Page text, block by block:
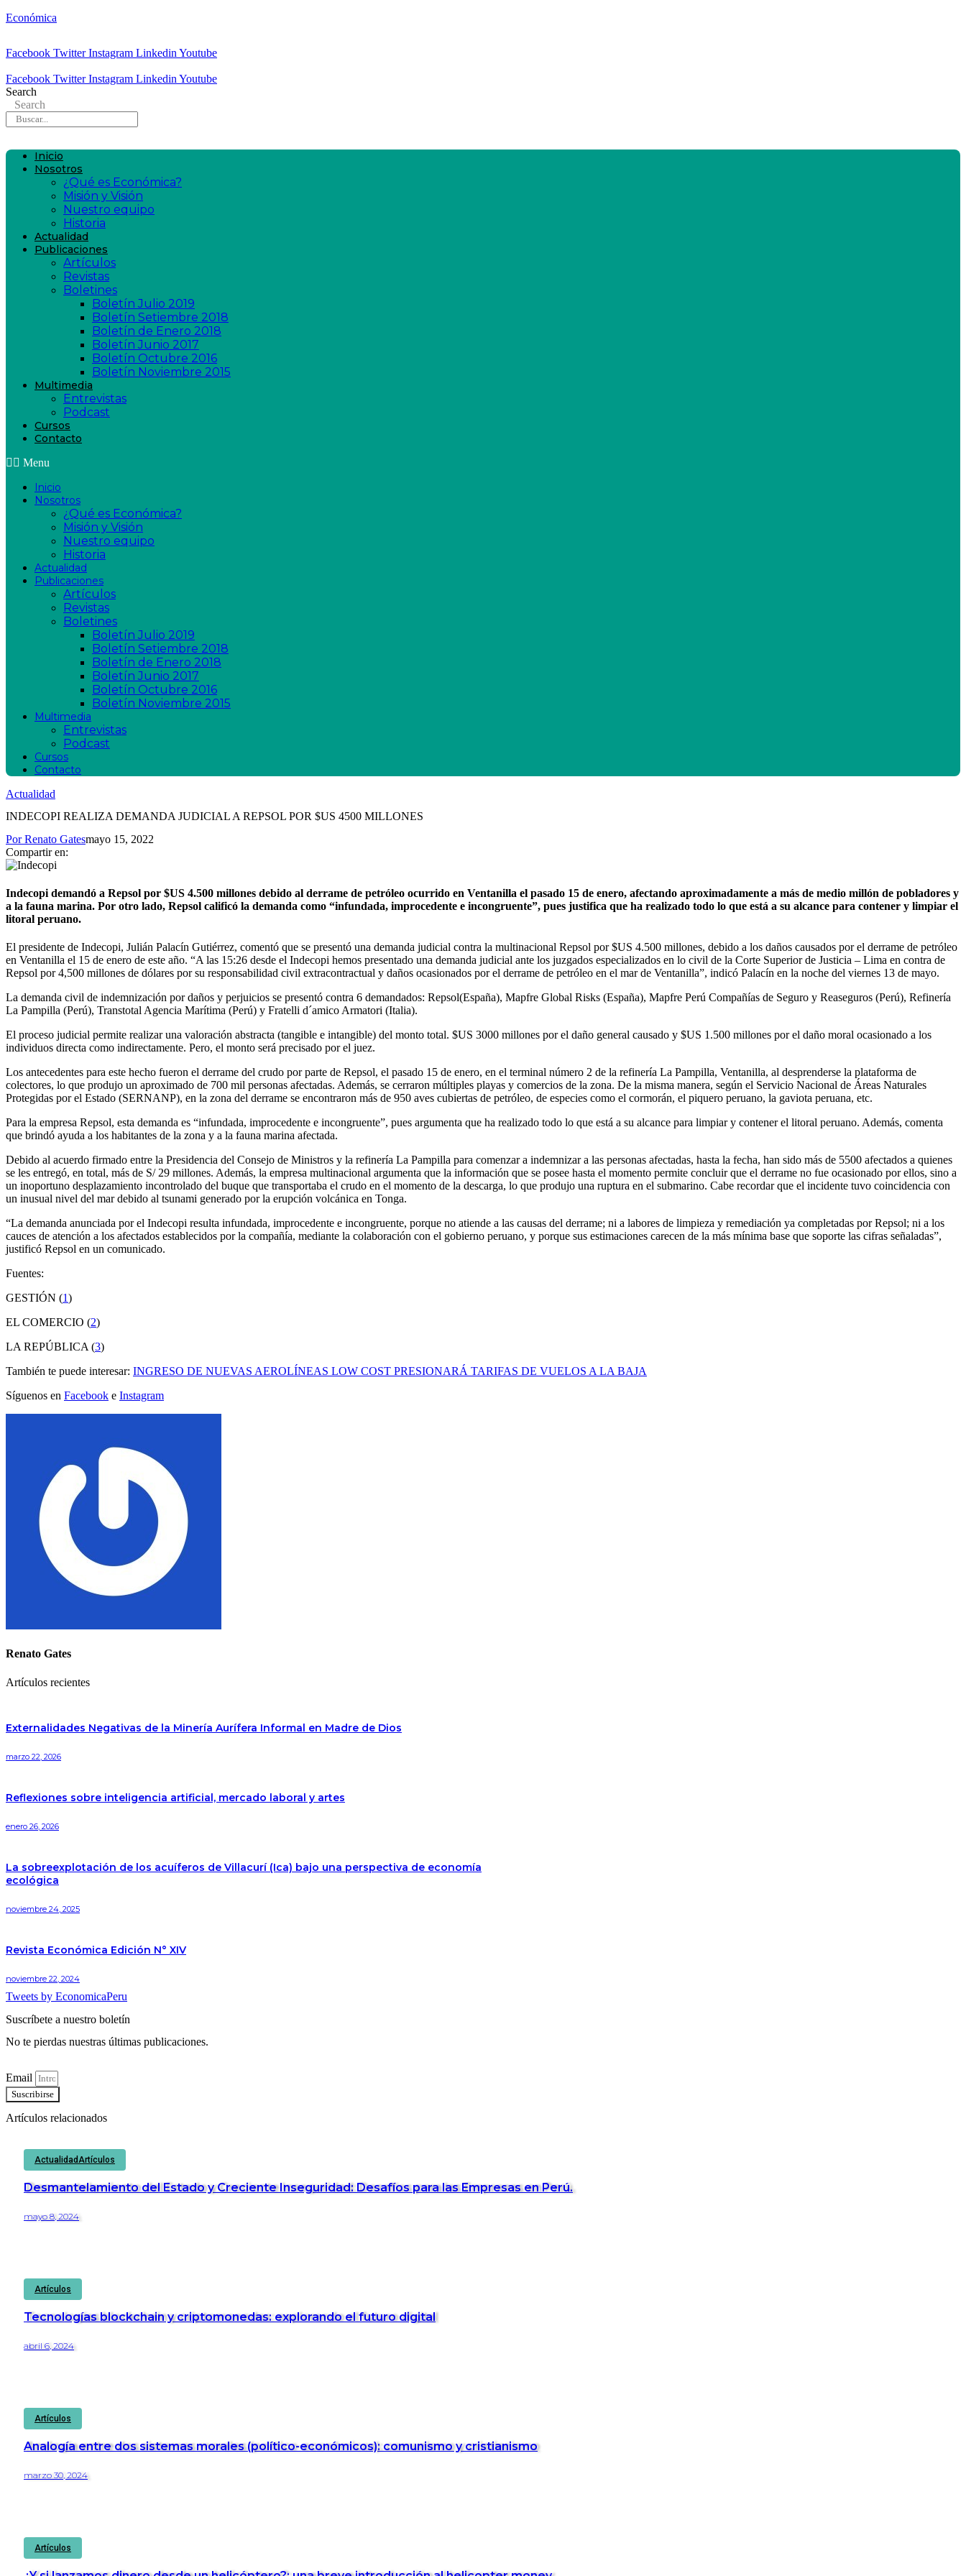
Económica
Facebook Twitter Instagram Linkedin Youtube
Facebook Twitter Instagram Linkedin Youtube
Search
Search
Inicio
Nosotros
¿Qué es Económica?
Misión y Visión
Nuestro equipo
Historia
Actualidad
Publicaciones
Artículos
Revistas
Boletines
Boletín Julio 2019
Boletín Setiembre 2018
Boletín de Enero 2018
Boletín Junio 2017
Boletín Octubre 2016
Boletín Noviembre 2015
Multimedia
Entrevistas
Podcast
Cursos
Contacto
Menu
Inicio
Nosotros
¿Qué es Económica?
Misión y Visión
Nuestro equipo
Historia
Actualidad
Publicaciones
Artículos
Revistas
Boletines
Boletín Julio 2019
Boletín Setiembre 2018
Boletín de Enero 2018
Boletín Junio 2017
Boletín Octubre 2016
Boletín Noviembre 2015
Multimedia
Entrevistas
Podcast
Cursos
Contacto
Actualidad
INDECOPI REALIZA DEMANDA JUDICIAL A REPSOL POR $US 4500 MILLONES
PorRenato Gatesmayo 15, 2022
Compartir en:
Indecopi demandó a Repsol por $US 4.500 millones debido al derrame de petróleo ocurrido en Ventanilla el pasado 15 de enero, afectando aproximadamente a más de medio millón de pobladores y
a la fauna marina. Por otro lado, Repsol calificó la demanda como “infundada, improcedente e incongruente”, pues justifica que ha realizado todo lo que está a su alcance para contener y limpiar el
litoral peruano.
El presidente de Indecopi, Julián Palacín Gutiérrez, comentó que se presentó una demanda judicial contra la multinacional Repsol por $US 4.500 millones, debido a los daños causados por el derrame de petróleo
en Ventanilla el 15 de enero de este año. “A las 15:26 desde el Indecopi hemos presentado una demanda judicial ante los juzgados especializados en lo civil de la Corte Superior de Justicia – Lima en contra de
Repsol por 4,500 millones de dólares por su responsabilidad civil extracontractual y daños ocasionados por el derrame de petróleo en el mar de Ventanilla”, indicó Palacín en la noche del viernes 13 de mayo.
La demanda civil de indemnización por daños y perjuicios se presentó contra 6 demandados: Repsol(España), Mapfre Global Risks (España), Mapfre Perú Compañías de Seguro y Reaseguros (Perú), Refinería
La Pampilla (Perú), Transtotal Agencia Marítima (Perú) y Fratelli d´amico Armatori (Italia).
El proceso judicial permite realizar una valoración abstracta (tangible e intangible) del monto total. $US 3000 millones por el daño general causado y $US 1.500 millones por el daño moral ocasionado a los
individuos directa como indirectamente. Pero, el monto será precisado por el juez.
Los antecedentes para este hecho fueron el derrame del crudo por parte de Repsol, el pasado 15 de enero, en el terminal número 2 de la refinería La Pampilla, Ventanilla, al desprenderse la plataforma de
colectores, lo que produjo un aproximado de 700 mil personas afectadas. Además, se cerraron múltiples playas y comercios de la zona. De la misma manera, según el Servicio Nacional de Áreas Naturales
Protegidas por el Estado (SERNANP), en la zona del derrame se encontraron más de 950 aves cubiertas de petróleo, de especies como el cormorán, el piquero peruano, la gaviota peruana, etc.
Para la empresa Repsol, esta demanda es “infundada, improcedente e incongruente”, pues argumenta que ha realizado todo lo que está a su alcance para limpiar y contener el litoral peruano. Además, comenta
que brindó ayuda a los habitantes de la zona y a la fauna marina afectada.
Debido al acuerdo firmado entre la Presidencia del Consejo de Ministros y la refinería La Pampilla para comenzar a indemnizar a las personas afectadas, hasta la fecha, han sido más de 5500 afectados a quienes
se les entregó, en total, más de S/ 29 millones. Además, la empresa multinacional argumenta que la información que se posee hasta el momento permite concluir que el derrame no fue ocasionado por ellos, sino a
un inoportuno desplazamiento incontrolado del buque que transportaba el crudo en el momento de la descarga, lo que produjo una ruptura en el submarino. Cabe recordar que el incidente tuvo coincidencia con
un inusual nivel del mar debido al tsunami generado por la erupción volcánica en Tonga.
“La demanda anunciada por el Indecopi resulta infundada, improcedente e incongruente, porque no atiende a las causas del derrame; ni a labores de limpieza y remediación ya completadas por Repsol; ni a los
cauces de atención a los afectados establecidos por la compañía, mediante la colaboración con el gobierno peruano, y porque sus estimaciones carecen de la más mínima base que soporte las cifras señaladas”,
justificó Repsol en un comunicado.
Fuentes:
GESTIÓN (1)
EL COMERCIO (2)
LA REPÚBLICA (3)
También te puede interesar: INGRESO DE NUEVAS AEROLÍNEAS LOW COST PRESIONARÁ TARIFAS DE VUELOS A LA BAJA
Síguenos en Facebook e Instagram
Renato Gates
Artículos recientes
Externalidades Negativas de la Minería Aurífera Informal en Madre de Dios
marzo 22, 2026
Reflexiones sobre inteligencia artificial, mercado laboral y artes
enero 26, 2026
La sobreexplotación de los acuíferos de Villacurí (Ica) bajo una perspectiva de economía
ecológica
noviembre 24, 2025
Revista Económica Edición N° XIV
noviembre 22, 2024
Tweets by EconomicaPeru
Suscríbete a nuestro boletín
No te pierdas nuestras últimas publicaciones.
Email
Suscribirse
Artículos relacionados
Actualidad Artículos
Desmantelamiento del Estado y Creciente Inseguridad: Desafíos para las Empresas en Perú.
mayo 8, 2024
Artículos
Tecnologías blockchain y criptomonedas: explorando el futuro digital
abril 6, 2024
Artículos
Analogía entre dos sistemas morales (político-económicos): comunismo y cristianismo
marzo 30, 2024
Artículos